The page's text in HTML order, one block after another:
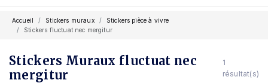
Accueil Stickers muraux
Stickers pièce à vivre
Stickers fluctuat nec mergitur
Stickers Muraux fluctuat nec
mergitur
1
résultat(s)